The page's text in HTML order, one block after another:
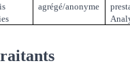
agrégé/anonyme